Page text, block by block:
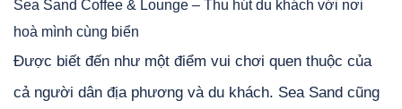
Sea Sand Coffee & Lounge – Thu hút du khách với nơi
hoà mình cùng biển
Được biết đến như một điểm vui chơi quen thuộc của
cả người dân địa phương và du khách. Sea Sand cũng